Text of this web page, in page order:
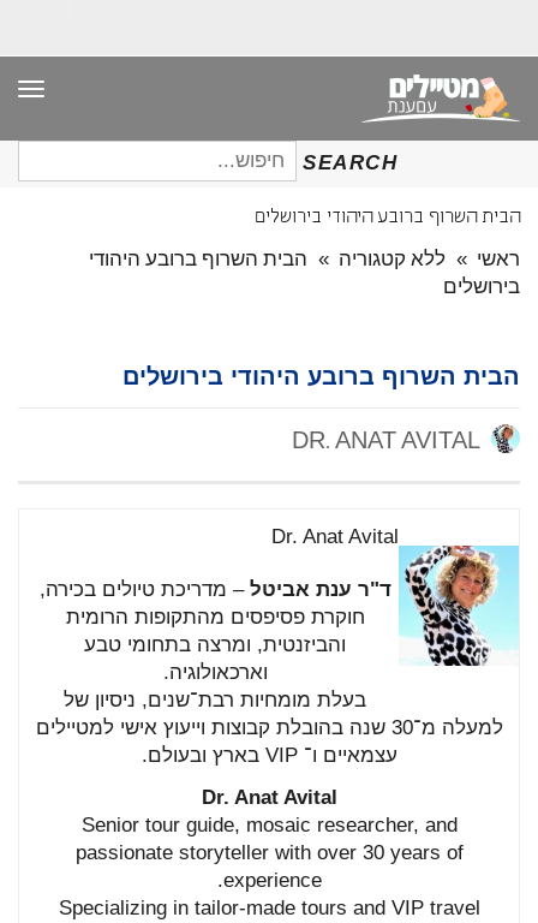
SEARCH
חיפוש
עבור:
הבית השרוף ברובע היהודי בירושלים
ראשי » ללא קטגוריה » הבית השרוף ברובע היהודי
בירושלים
הבית השרוף ברובע היהודי בירושלים
Dr. Anat Avital
ד"ר ענת אביטל – מדריכתטיוליםבכירה,
חוקרתפסיפסים מהתקופות הרומית
והביזנטית, ומרצה בתחומי טבע
וארכאולוגיה.
בעלת מומחיות רבת־שנים, ניסיון של
למעלה מ־30 שנהבהובלת קבוצות וייעוץאישילמטיילים
עצמאיים ו־VIP בארץ ובעולם.
Dr. Anat Avital
Senior tour guide, mosaic researcher, and
passionate storyteller with over 30 years of
experience.
Specializing in tailor-made tours and VIP travel